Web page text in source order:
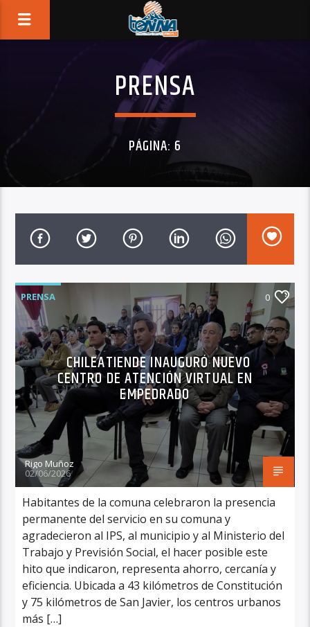
PRENSA
PÁGINA: 6
PRENSA 0
CHILEATIENDE INAUGURÓ NUEVO
CENTRO DE ATENCIÓN VIRTUAL EN
EMPEDRADO
Rigo Muñoz
02/06/2026
Habitantes de la comuna celebraron la presencia
permanente del servicio en su comuna y
agradecieron al IPS, al municipio y al Ministerio del
Trabajo y Previsión Social, el hacer posible este
hito que indicaron, representa ahorro, cercanía y
eficiencia. Ubicada a 43 kilómetros de Constitución
y 75 kilómetros de San Javier, los centros urbanos
más […]